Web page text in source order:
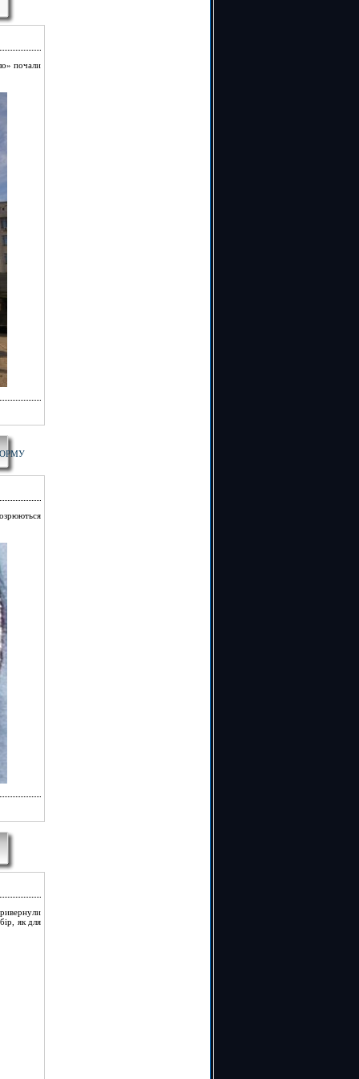
почали
як для